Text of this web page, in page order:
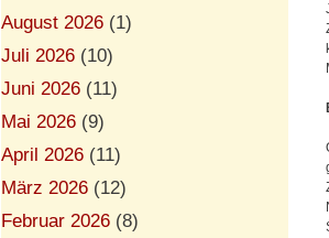
August 2026 (1)
Juli 2026 (10)
Juni 2026 (11)
Mai 2026 (9)
April 2026 (11)
März 2026 (12)
Februar 2026 (8)